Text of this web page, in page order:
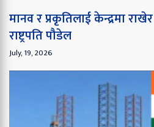
मानव र प्रकृतिलाई केन्द्रमा
राष्ट्रपति पौडेल
July, 19, 2026